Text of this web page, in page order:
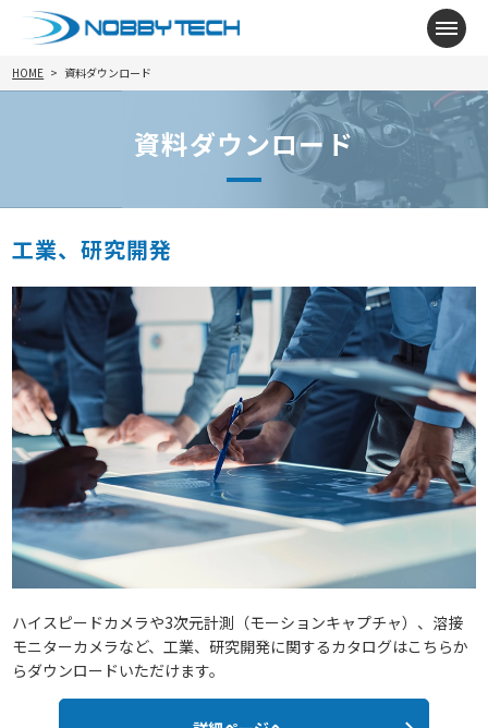
メニ
HOME 資料ダウンロード
資料ダウンロード
工業、研究開発
ハイスピードカメラや3次元計測（モーションキャプチャ）、溶接
モニターカメラなど、工業、研究開発に関するカタログはこちらか
らダウンロードいただけます。